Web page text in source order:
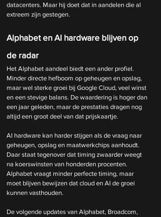
datacenters. Maar hij doet dat in aandelen die al
extreem zijn gestegen.
Alphabet en AI hardware blijven op
de radar
Het Alphabet aandeel biedt een ander profiel.
Minder directe hefboom op geheugen en opslag,
maar wel sterke groei bij Google Cloud, veel winst
en een stevige balans. De waardering is hoger dan
een jaar geleden, maar de prestaties dragen nog
altijd een groot deel van dat prijskaartje.
AI hardware kan harder stijgen als de vraag naar
geheugen, opslag en maatwerkchips aanhoudt.
Daar staat tegenover dat timing zwaarder weegt
na koerswinsten van honderden procenten.
Alphabet vraagt minder perfecte timing, maar
moet blijven bewijzen dat cloud en AI de groei
kunnen vasthouden.
De volgende updates van Alphabet, Broadcom,